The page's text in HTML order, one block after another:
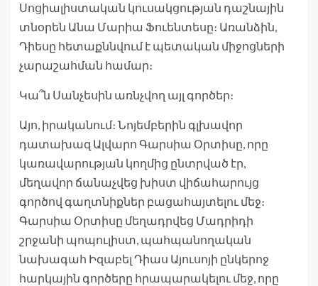
Սոցիալիստական ​​կուսակցության դաշնային
տնօրեն Անա Մարիա Ֆուենտեսը։ Առանձին,
Դիեսը հետաքննվում է պետական ​​միջոցների
չարաշահման համար։
Կա՞ն Սանչեսին առնչվող այլ գործեր։
Այո, իրականում։ Նոյեմբերին գլխավոր
դատախազ Ալվարո Գարսիա Օրտիսը, որը
կառավարության կողմից ընտրված էր,
մեղավոր ճանաչվեց խիստ վիճահարույց
գործով գաղտնիքներ բացահայտելու մեջ։
Գարսիա Օրտիսը մեղադրվեց Մադրիդի
շրջանի պոպուլիստ, պահպանողական
նախագահ Իզաբել Դիաս Այուսոյի ընկերոջ
հարկային գործերը հրապարակելու մեջ, որը